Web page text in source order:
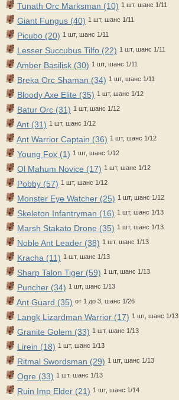
Tunath Orc Marksman (10) 1 шт, шанс 1/11
Giant Fungus (40) 1 шт, шанс 1/11
Picubo (20) 1 шт, шанс 1/11
Lesser Succubus Tilfo (22) 1 шт, шанс 1/11
Amber Basilisk (30) 1 шт, шанс 1/11
Breka Orc Shaman (34) 1 шт, шанс 1/11
Bloody Axe Elite (35) 1 шт, шанс 1/12
Batur Orc (31) 1 шт, шанс 1/12
Ant (31) 1 шт, шанс 1/12
Ant Warrior Captain (36) 1 шт, шанс 1/12
Young Fox (1) 1 шт, шанс 1/12
Ol Mahum Novice (17) 1 шт, шанс 1/12
Pobby (57) 1 шт, шанс 1/12
Monster Eye Watcher (25) 1 шт, шанс 1/12
Skeleton Infantryman (16) 1 шт, шанс 1/13
Marsh Stakato Drone (35) 1 шт, шанс 1/13
Noble Ant Leader (38) 1 шт, шанс 1/13
Kracha (11) 1 шт, шанс 1/13
Sharp Talon Tiger (59) 1 шт, шанс 1/13
Puncher (34) 1 шт, шанс 1/13
Ant Guard (35) от 1 до 3, шанс 1/26
Langk Lizardman Warrior (17) 1 шт, шанс 1/13
Granite Golem (33) 1 шт, шанс 1/13
Lirein (18) 1 шт, шанс 1/13
Ritmal Swordsman (29) 1 шт, шанс 1/13
Ogre (33) 1 шт, шанс 1/13
Ruin Imp Elder (21) 1 шт, шанс 1/14